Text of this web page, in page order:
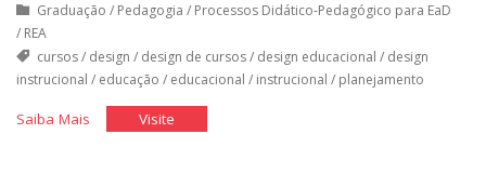
Graduação / Pedagogia / Processos Didático-Pedagógico para EaD
/ REA
cursos/ design / design de cursos/ design educacional / design
instrucional / educação / educacional / instrucional / planejamento
Saiba Mais"DesignVisite"Design